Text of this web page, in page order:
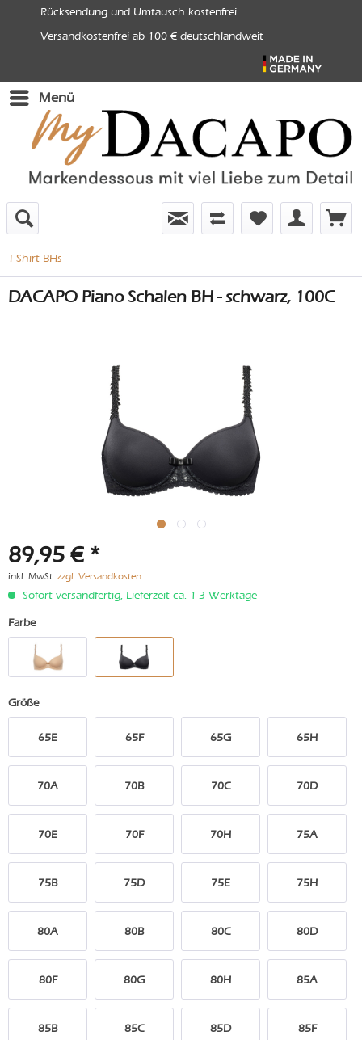
Rücksendung und Umtausch kostenfrei
Versandkostenfrei ab 100 € deutschlandweit
Menü
T-Shirt BHs
DACAPO Piano Schalen BH - schwarz, 100C
89,95 € *
inkl. MwSt. zzgl. Versandkosten
Sofort versandfertig, Lieferzeit ca. 1-3 Werktage
Farbe
Größe
65E 65F 65G 65H
70A 70B 70C 70D
70E 70F 70H 75A
75B 75D 75E 75H
80A 80B 80C 80D
80F 80G 80H 85A
85B 85C 85D 85F